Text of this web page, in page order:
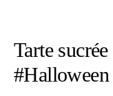
Tarte
#Halloween